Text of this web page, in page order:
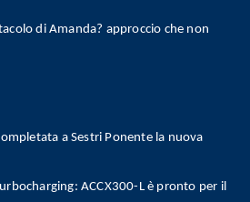
di Amanda? approccio che non
a Sestri Ponente la nuova
ACCX300-L è pronto per il